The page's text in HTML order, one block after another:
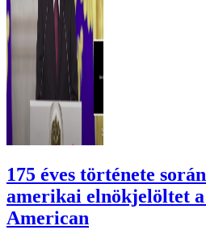
175 éves története
amerikai elnökjelöltet
American